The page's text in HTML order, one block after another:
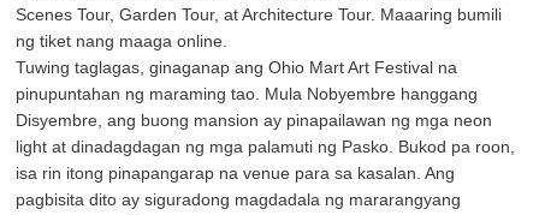
Scenes Tour, Garden Tour, at Architecture Tour. Maaaring bumili
ng tiket nang maaga online.
Tuwing taglagas, ginaganap ang Ohio Mart Art Festival na
pinupuntahan ng maraming tao. Mula Nobyembre hanggang
Disyembre, ang buong mansion ay pinapailawan ng mga neon
light at dinadagdagan ng mga palamuti ng Pasko. Bukod pa roon,
isa rin itong pinapangarap na venue para sa kasalan. Ang
pagbisita dito ay siguradong magdadala ng mararangyang